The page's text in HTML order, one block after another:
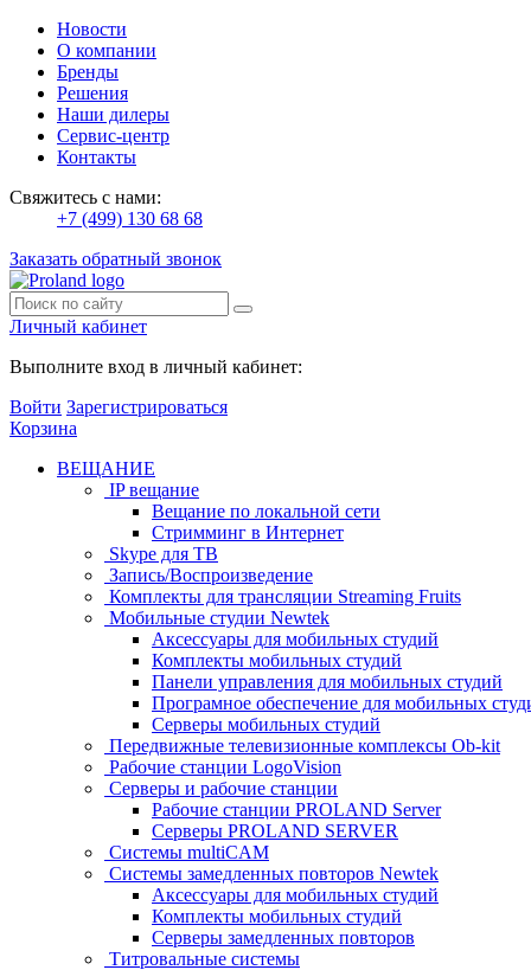
Новости
О компании
Бренды
Решения
Наши дилеры
Сервис-центр
Контакты
Свяжитесь с нами:
+7 (499) 130 68 68
Заказать обратный звонок
Личный кабинет
Выполните вход в личный кабинет:
Войти Зарегистрироваться
Корзина
ВЕЩАНИЕ
IP вещание
Вещание по локальной сети
Стримминг в Интернет
Skype для ТВ
Запись/Воспроизведение
Комплекты для трансляции Streaming Fruits
Мобильные студии Newtek
Аксессуары для мобильных студий
Комплекты мобильных студий
Панели управления для мобильных студий
Програмное обеспечение для мобильных
Серверы мобильных студий
Передвижные телевизионные комплексы Ob-kit
Рабочие станции LogoVision
Серверы и рабочие станции
Рабочие станции PROLAND Server
Серверы PROLAND SERVER
Системы multiCAM
Системы замедленных повторов Newtek
Аксессуары для мобильных студий
Комплекты мобильных студий
Серверы замедленных повторов
Титровальные системы